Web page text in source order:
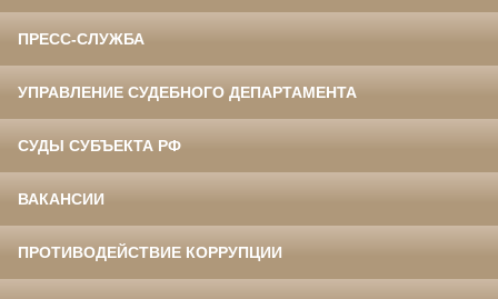
ПРЕСС-СЛУЖБА
УПРАВЛЕНИЕ СУДЕБНОГО ДЕПАРТАМЕНТА
СУДЫ СУБЪЕКТА РФ
ВАКАНСИИ
ПРОТИВОДЕЙСТВИЕ КОРРУПЦИИ